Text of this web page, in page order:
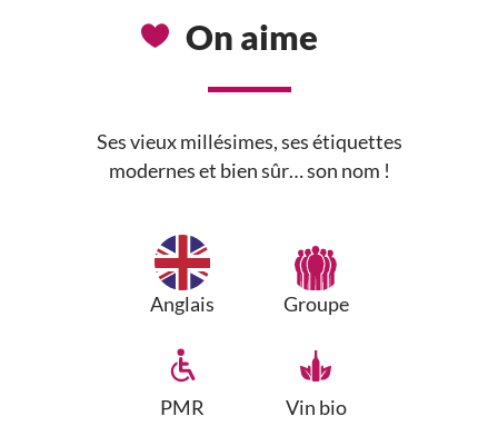
On aime
Ses vieux millésimes, ses étiquettes
modernes et bien sûr… son nom !
Anglais Groupe
PMR Vin bio